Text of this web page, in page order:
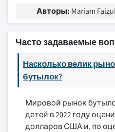
Авторы: Mariam
Часто задаваемые
Насколько велик
бутылок?
Мировой рынок
детей в 2022 году
долларов США и, по